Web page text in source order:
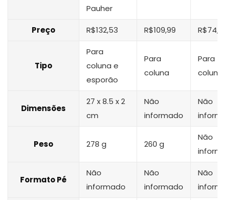
Pauher
Preço R$132,53 R$109,99
Tipo
Para
coluna e
esporão
Para
coluna
Para
coluna
Dimensões
‎27 x 8.5 x 2
cm
Não
informado
Não
Peso 278 g 260 g
Não
Formato Pé
Não
informado
Não
informado
Não